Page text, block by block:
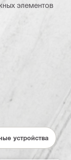
элементов
устройства